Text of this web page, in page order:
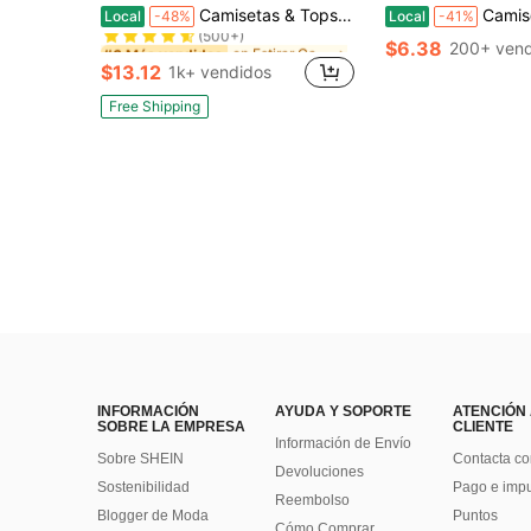
Local -48% Camisetas & Tops de Tirantes de Mujer
#6 Más vendidos
en Estirar Camisetas sin mangas para hombre
(500+)
#6 Más vendidos
(500+)
#6 Más vendidos
(500+)
#6 Más vendidos
en Estirar Camisetas sin mangas para hombre
(500+)
$13.12 1k+ vendidos
Free Shipping
Local -41% Camiseta STIHL Into The Woods, camiseta gráfica
$6.38 200+
INFORMACIÓN
SOBRE LA EMPRESA
Sobre SHEIN
Sostenibilidad
Blogger de Moda
AYUDA Y SOPORTE
Información de Envío
Devoluciones
Reembolso
ATENCIÓN
CLIENTE
Contacta
Pago e
Puntos